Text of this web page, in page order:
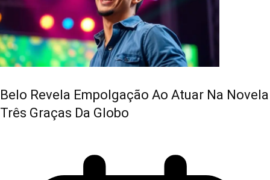
Belo Revela Empolgação Ao Atuar Na Novela
Três Graças Da Globo